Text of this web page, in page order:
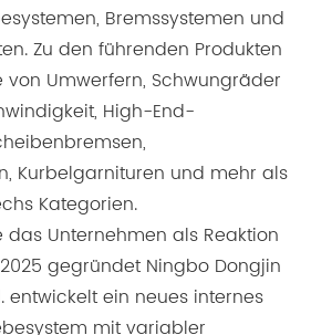
Bremssystemen und
Zu den führenden Produkten
Umwerfern, Schwungräder
High-End-
Kurbelgarnituren und mehr als
Kategorien.
das Unternehmen als Reaktion
gegründet Ningbo Dongjin
entwickelt ein neues internes
mit variabler